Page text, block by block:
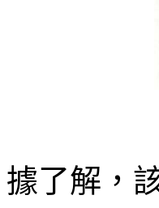
據了解，